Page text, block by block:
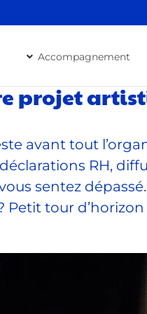
Accompagnement
projet
avant tout
RH,
sentez
Petit tour